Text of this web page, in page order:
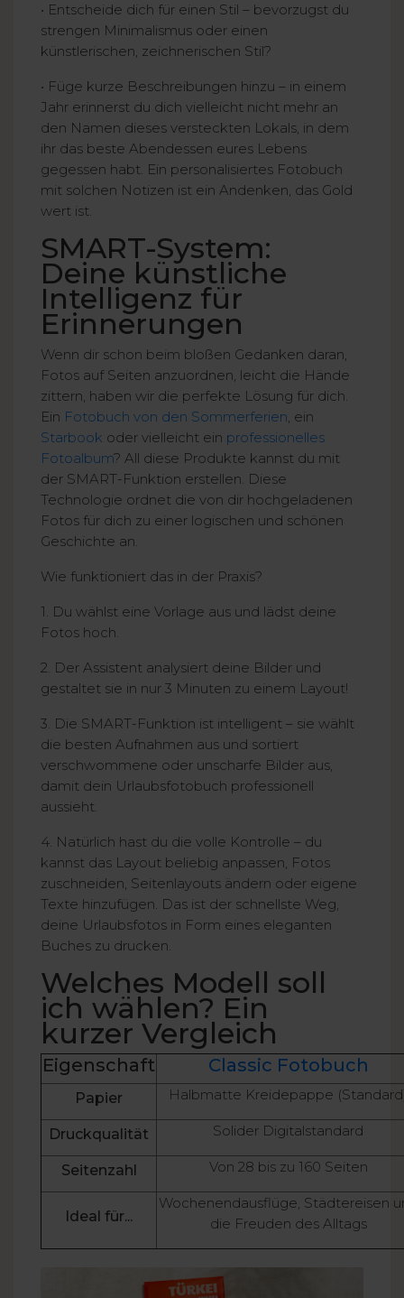
• Entscheide dich für einen Stil – bevorzugst du
strengen Minimalismus oder einen
künstlerischen, zeichnerischen Stil?
• Füge kurze Beschreibungen hinzu – in einem
Jahr erinnerst du dich vielleicht nicht mehr an
den Namen dieses versteckten Lokals, in dem
ihr das beste Abendessen eures Lebens
gegessen habt. Ein personalisiertes Fotobuch
mit solchen Notizen ist ein Andenken, das Gold
wert ist.
SMART-System:
Deine künstliche
Intelligenz für
Erinnerungen
Wenn dir schon beim bloßen Gedanken daran,
Fotos auf Seiten anzuordnen, leicht die Hände
zittern, haben wir die perfekte Lösung für dich.
Ein Fotobuch von den Sommerferien, ein
Starbook oder vielleicht ein professionelles
Fotoalbum? All diese Produkte kannst du mit
der SMART-Funktion erstellen. Diese
Technologie ordnet die von dir hochgeladenen
Fotos für dich zu einer logischen und schönen
Geschichte an.
Wie funktioniert das in der Praxis?
1. Du wählst eine Vorlage aus und lädst deine
Fotos hoch.
2. Der Assistent analysiert deine Bilder und
gestaltet sie in nur 3 Minuten zu einem Layout!
3. Die SMART-Funktion ist intelligent – sie wählt
die besten Aufnahmen aus und sortiert
verschwommene oder unscharfe Bilder aus,
damit dein Urlaubsfotobuch professionell
aussieht.
4. Natürlich hast du die volle Kontrolle – du
kannst das Layout beliebig anpassen, Fotos
zuschneiden, Seitenlayouts ändern oder eigene
Texte hinzufügen. Das ist der schnellste Weg,
deine Urlaubsfotos in Form eines eleganten
Buches zu drucken.
Welches Modell soll
ich wählen? Ein
kurzer Vergleich
Eigenschaft Classic Fotobuch
Papier Halbmatte Kreidepappe
Druckqualität Solider Digitalstandard
Seitenzahl Von 28 bis zu 160 Seiten
Ideal für...
Wochenendausflüge, Städtereisen
die Freuden des Alltags